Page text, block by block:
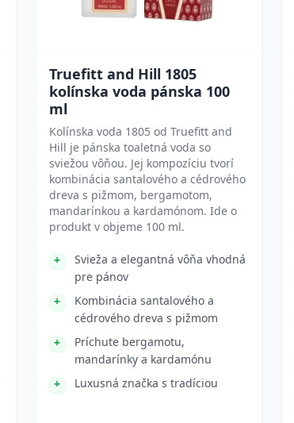
Truefitt and Hill 1805
kolínska voda pánska 100
ml
Kolínska voda 1805 od Truefitt and
Hill je pánska toaletná voda so
sviežou vôňou. Jej kompozíciu tvorí
kombinácia santalového a cédrového
dreva s pižmom, bergamotom,
mandarínkou a kardamónom. Ide o
produkt v objeme 100 ml.
Svieža a elegantná vôňa vhodná
pre pánov
Kombinácia santalového a
cédrového dreva s pižmom
Príchute bergamotu,
mandarínky a kardamónu
Luxusná značka s tradíciou